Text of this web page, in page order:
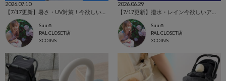
2026.07.10
Suu☺︎
PAL CLOSET店
3COINS
2026.06.29
Suu☺︎
PAL CLOSET店
3COINS